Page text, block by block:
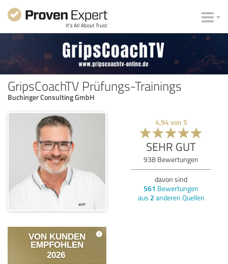
GripsCoachTV Prüfungs-Trainings
Buchinger Consulting GmbH
4,94von 5
SEHR GUT
938 Bewertungen
davon sind
561 Bewertungen
aus 2 anderen Quellen